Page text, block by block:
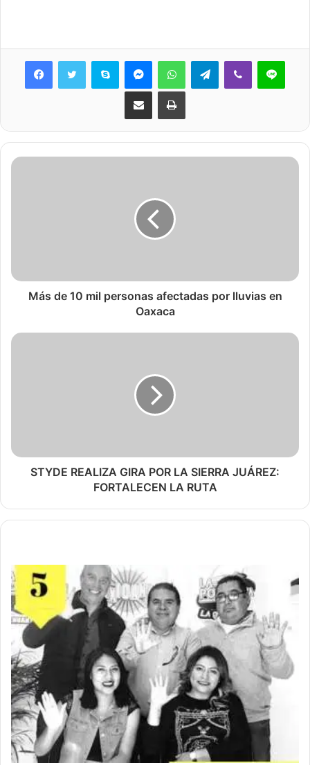
Skype MessengerWhatsAppTelegramViber Line
Share via Email Print
Más de 10 mil personas afectadas por lluvias en
Oaxaca
STYDE REALIZA GIRA POR LA SIERRA JUÁREZ:
FORTALECEN LA RUTA